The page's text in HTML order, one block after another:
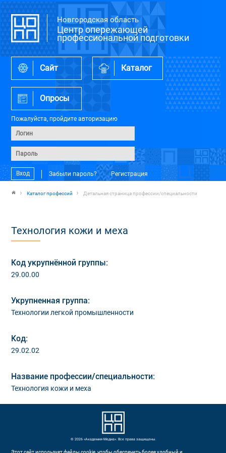
Новгородская область
Центр опережающей
профессиональной подготовки
Сайт Каталог
Опросы
Пожалуйста, пройдите авторизацию
Вход Забыли пароль? Регистрация
Каталог профессий Детальная страница профессии/специальности
Технология кожи и меха
Код укрупнённой группы:
29.00.00
Укрупненная группа:
Технологии легкой промышленности
Код:
29.02.02
Название профессии/специальности:
Технология кожи и меха
© 2026 «Академия-Медиа». Все права защищены.
Этот сайт использует файлы cookie, чтобы обеспечить более удобный и